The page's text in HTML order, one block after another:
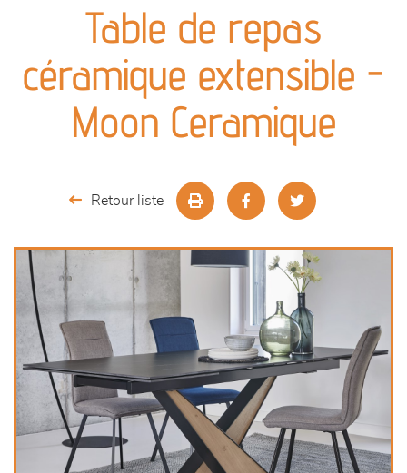
meubles de complément
chambres et dressing
Table de repas
céramique extensible -
Moon Ceramique
Retour liste